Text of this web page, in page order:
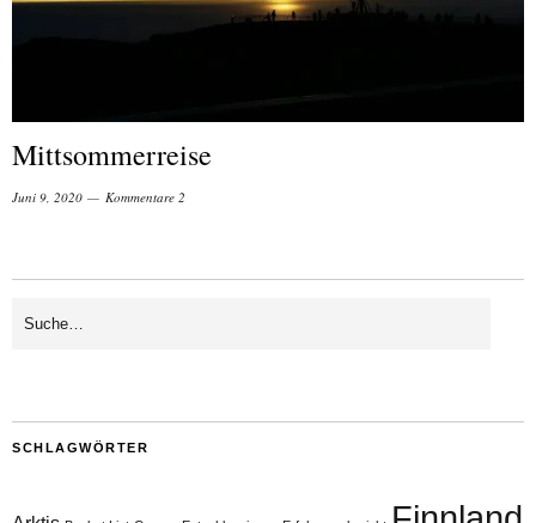
Mittsommerreise
Juni 9, 2020 Kommentare 2
SCHLAGWÖRTER